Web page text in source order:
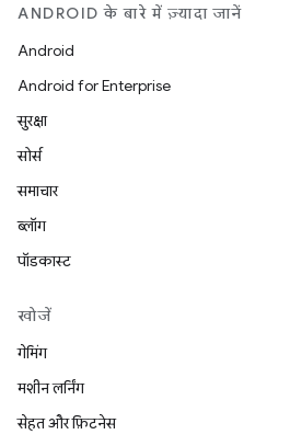
ANDROID के बारे में ज़्यादा जानें
Android
Android for Enterprise
सुरक्षा
सोर्स
समाचार
ब्लॉग
पॉडकास्ट
खोजें
गेमिंग
मशीन लर्निंग
सेहत और फ़िटनेस